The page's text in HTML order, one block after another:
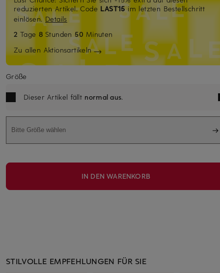
reduzierten Artikel. Code LAST15im letzten Bestellschritt
einlösen.Details
2 Tage8 Stunden 50 Minuten
Zu allen Aktionsartikeln
Größe
Dieser Artikel fällt normal aus.
Bitte Größe wählen
IN DEN WARENKORB
STILVOLLE EMPFEHLUNGEN FÜR SIE